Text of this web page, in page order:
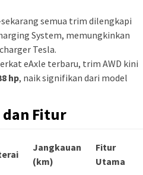
semua trim dilengkapi
System, memungkinkan
Tesla.
eAxle terbaru, trim AWD kini
hp, naik signifikan dari model
dan Fitur
Jangkauan
(km)
Fitur
Utama